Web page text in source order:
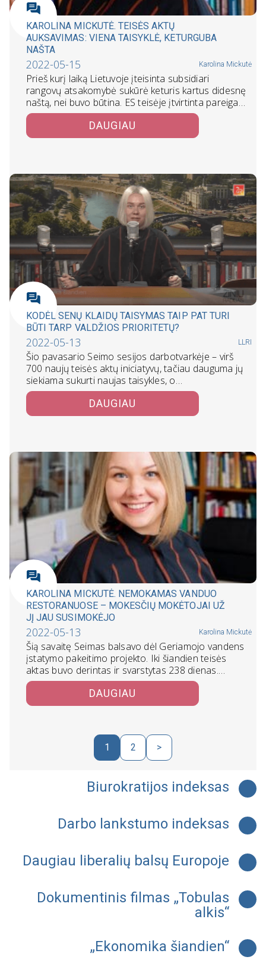
KAROLINA MICKUTĖ. TEISĖS AKTŲ
AUKSAVIMAS: VIENA TAISYKLĖ, KETURGUBA
NAŠTA
2022-05-15 Karolina Mickutė
Prieš kurį laiką Lietuvoje įteisinta subsidiari
rangovų atsakomybė sukūrė keturis kartus didesnę
naštą, nei buvo būtina. ES teisėje įtvirtinta pareiga…
DAUGIAU
KODĖL SENŲ KLAIDŲ TAISYMAS TAIP PAT TURI
BŪTI TARP VALDŽIOS PRIORITETŲ?
2022-05-13 LLRI
Šio pavasario Seimo sesijos darbotvarkėje – virš
700 naujų teisės aktų iniciatyvų, tačiau dauguma jų
siekiama sukurti naujas taisykles, o…
DAUGIAU
KAROLINA MICKUTĖ. NEMOKAMAS VANDUO
RESTORANUOSE – MOKESČIŲ MOKĖTOJAI UŽ
JĮ JAU SUSIMOKĖJO
2022-05-13 Karolina Mickutė
Šią savaitę Seimas balsavo dėl Geriamojo vandens
įstatymo pakeitimo projekto. Iki šiandien teisės
aktas buvo derintas ir svarstytas 238 dienas.…
DAUGIAU
1 2 >
Biurokratijos indeksas
Darbo lankstumo indeksas
Daugiau liberalių balsų Europoje
Dokumentinis filmas „Tobulas
alkis“
„Ekonomika šiandien“